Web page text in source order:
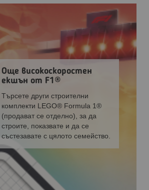
Още високоскоростен
екшън от F1®
Търсете други строителни
комплекти LEGO® Formula 1®
(продават се отделно), за да
строите, показвате и да се
състезавате с цялото семейство.